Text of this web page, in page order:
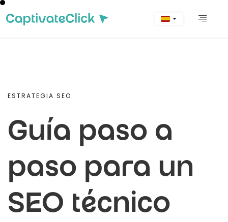
ESTRATEGIA SEO
Guía paso a
paso para un
SEO técnico